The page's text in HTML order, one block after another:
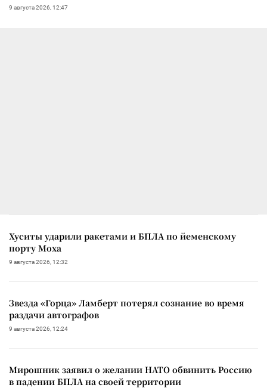
9 августа 2026, 12:47
Хуситы ударили ракетами и БПЛА по йеменскому
порту Моха
9 августа 2026, 12:32
Звезда «Горца» Ламберт потерял сознание во время
раздачи автографов
9 августа 2026, 12:24
Мирошник заявил о желании НАТО обвинить Россию
в падении БПЛА на своей территории